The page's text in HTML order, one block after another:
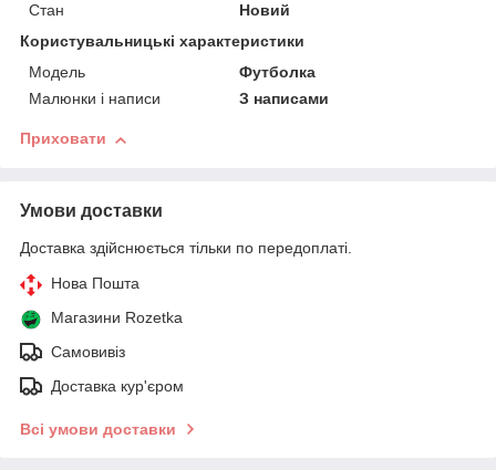
Стан
Новий
Користувальницькі характеристики
Модель
Футболка
Малюнки і написи
З написами
Приховати
Умови доставки
Доставка здійснюється тільки по передоплаті.
Нова Пошта
Магазини Rozetka
Самовивіз
Доставка кур'єром
Всі умови доставки